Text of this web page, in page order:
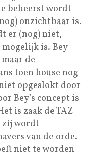
beheerst wordt
onzichtbaar is.
er (nog) niet,
is. Bey
de
toen house nog
opgeslokt door
Bey’s concept is
is zaak de TAZ
zij wordt
van de orde.